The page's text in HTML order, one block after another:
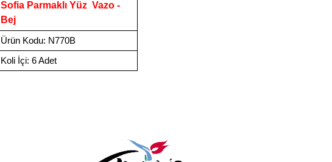
Sofia Parmaklı Yüz Vazo -
Bej
Ürün Kodu: N770B
Koli İçi: 6 Adet